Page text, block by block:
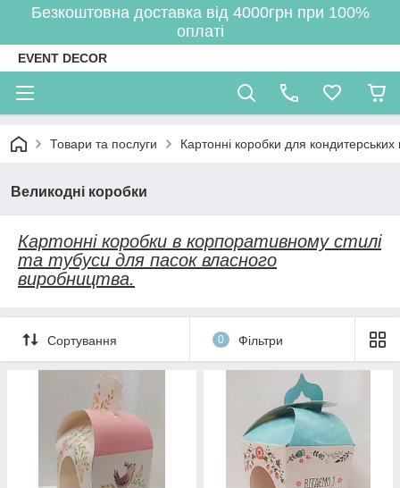
Безкоштовна доставка від 4000грн при 100%
оплаті
EVENT DECOR
Товари та послуги Картонні коробки для кондитерських
Великодні коробки
Картонні коробки в корпоративному стилі
та тубуси для пасок власного
виробництва.
Сортування 0 Фільтри